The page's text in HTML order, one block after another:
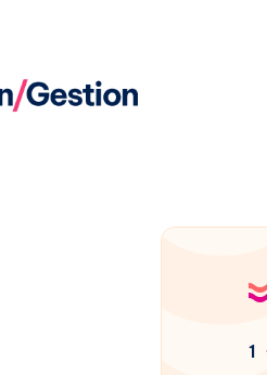
1